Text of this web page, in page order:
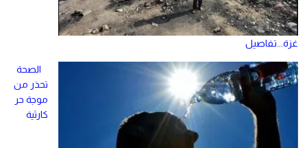
غزة...تفاصيل
الصحة
تحذر من
موجة حر
كارثية